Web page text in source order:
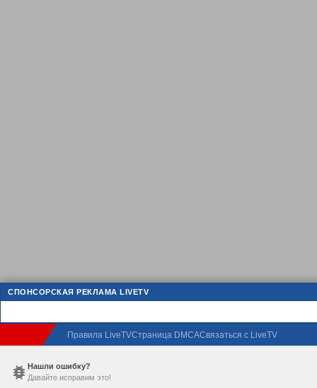
СПОНСОРСКАЯ РЕКЛАМА LIVETV
Правила LiveTVСтраница DMCAСвязаться с LiveTV
Нашли ошибку?
Давайте исправим это!